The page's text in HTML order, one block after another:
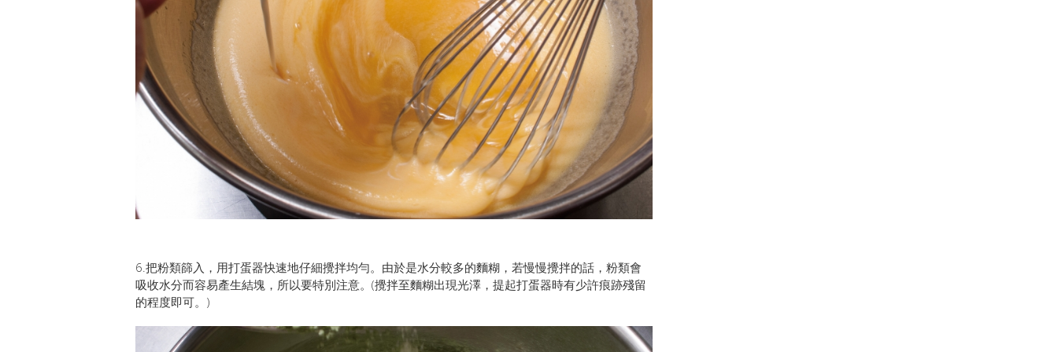
6.把粉類篩入，用打蛋器快速地仔細攪拌均勻。由於是水分較多的麵糊，若慢慢攪拌的話，粉類會
吸收水分而容易產生結塊，所以要特別注意。(攪拌至麵糊出現光澤，提起打蛋器時有少許痕跡殘留
的程度即可。)